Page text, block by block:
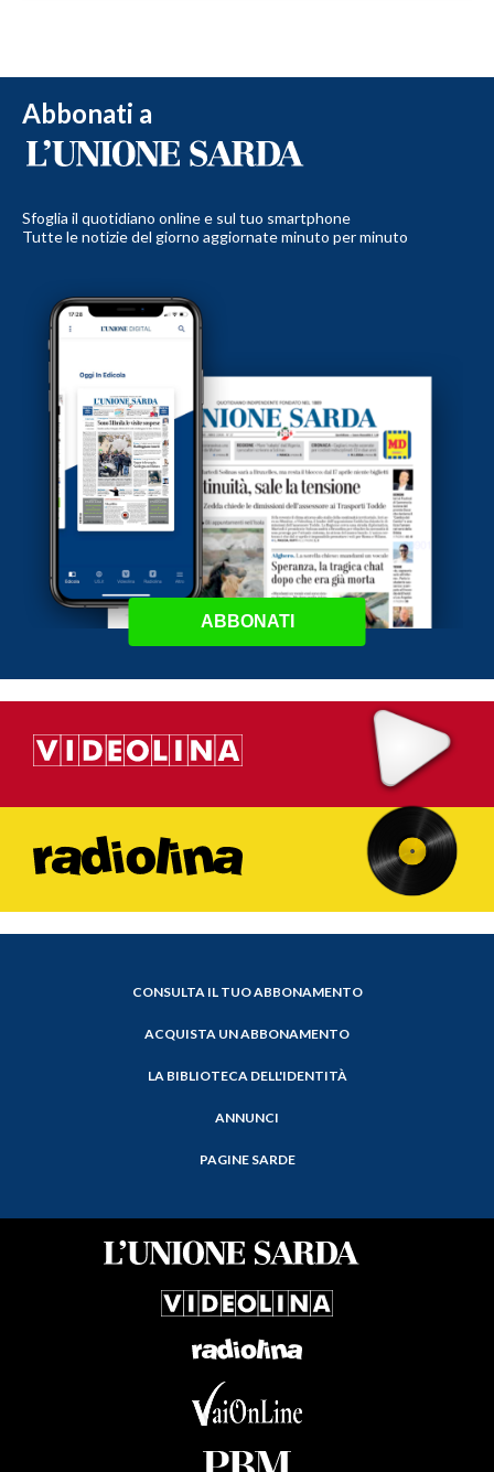
Abbonati a
Sfoglia il quotidiano online e sul tuo smartphone
Tutte le notizie del giorno aggiornate minuto per minuto
ABBONATI
CONSULTA IL TUO ABBONAMENTO
ACQUISTA UN ABBONAMENTO
LA BIBLIOTECA DELL'IDENTITÀ
ANNUNCI
PAGINE SARDE